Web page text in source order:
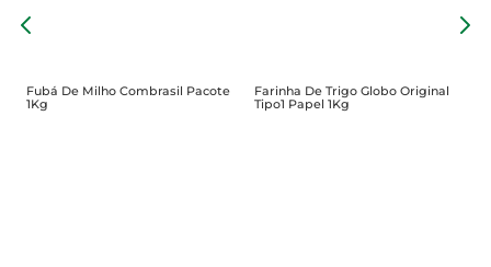
Fubá De Milho Combrasil Pacote
1Kg
Farinha De Trigo Globo Original
Tipo1 Papel 1Kg